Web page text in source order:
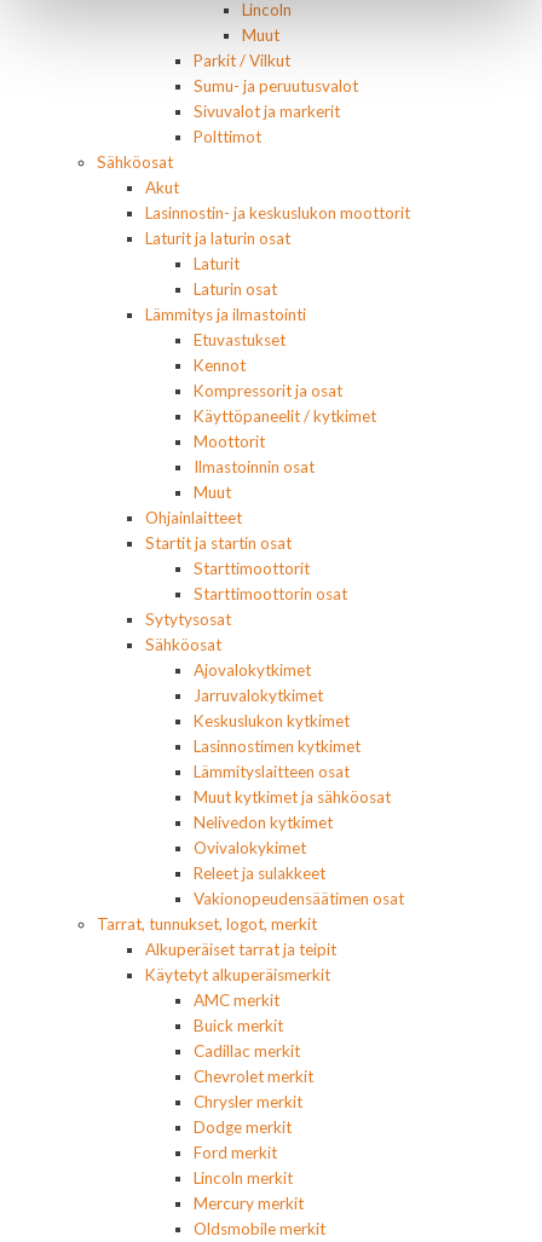
Lincoln
Muut
Parkit / Vilkut
Sumu- ja peruutusvalot
Sivuvalot ja markerit
Polttimot
Sähköosat
Akut
Lasinnostin- ja keskuslukon moottorit
Laturit ja laturin osat
Laturit
Laturin osat
Lämmitys ja ilmastointi
Etuvastukset
Kennot
Kompressorit ja osat
Käyttöpaneelit / kytkimet
Moottorit
Ilmastoinnin osat
Muut
Ohjainlaitteet
Startit ja startin osat
Starttimoottorit
Starttimoottorin osat
Sytytysosat
Sähköosat
Ajovalokytkimet
Jarruvalokytkimet
Keskuslukon kytkimet
Lasinnostimen kytkimet
Lämmityslaitteen osat
Muut kytkimet ja sähköosat
Nelivedon kytkimet
Ovivalokykimet
Releet ja sulakkeet
Vakionopeudensäätimen osat
Tarrat, tunnukset, logot, merkit
Alkuperäiset tarrat ja teipit
Käytetyt alkuperäismerkit
AMC merkit
Buick merkit
Cadillac merkit
Chevrolet merkit
Chrysler merkit
Dodge merkit
Ford merkit
Lincoln merkit
Mercury merkit
Oldsmobile merkit